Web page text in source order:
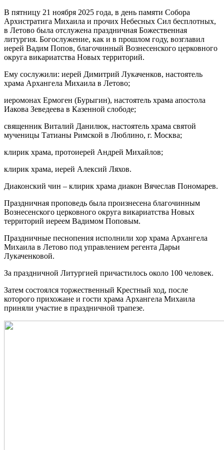
В пятницу 21 ноября 2025 года, в день памяти Собора
Архистратига Михаила и прочих Небесных Сил бесплотных,
в Летово была отслужена праздничная Божественная
литургия. Богослужение, как и в прошлом году, возглавил
иерей Вадим Попов, благочинный Вознесенского церковного
округа викариатства Новых территорий.
Ему сослужили: иерей Димитрий Лукаченков, настоятель
храма Архангела Михаила в Летово;
иеромонах Ермоген (Бурыгин), настоятель храма апостола
Иакова Зеведеева в Казенной слободе;
священник Виталий Данилюк, настоятель храма святой
мученицы Татианы Римской в Люблино, г. Москва;
клирик храма, протоиерей Андрей Михайлов;
клирик храма, иерей Алексий Ляхов.
Диаконский чин – клирик храма диакон Вячеслав Пономарев.
Праздничная проповедь была произнесена благочинным
Вознесенского церковного округа викариатства Новых
территорий иереем Вадимом Поповым.
Праздничные песнопения исполнили хор храма Архангела
Михаила в Летово под управлением регента Дарьи
Лукаченковой.
За праздничной Литургией причастилось около 100 человек.
Затем состоялся торжественный Крестный ход, после
которого прихожане и гости храма Архангела Михаила
приняли участие в праздничной трапезе.